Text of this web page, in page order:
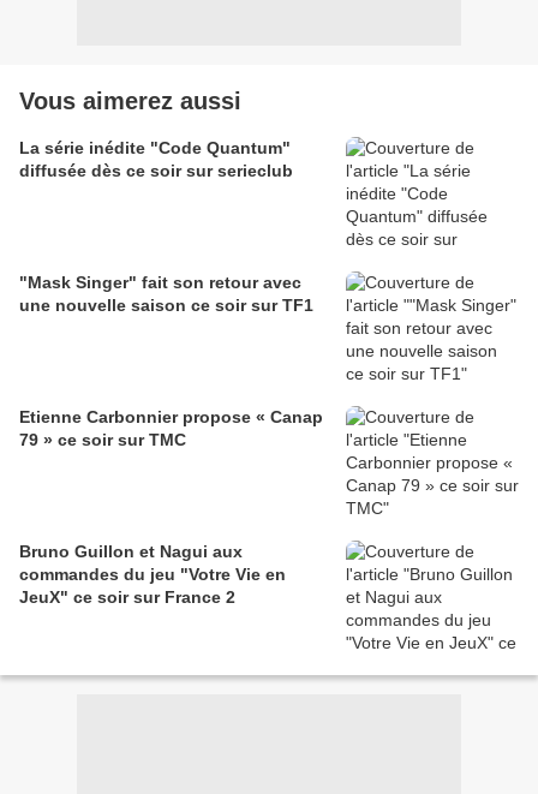
Vous aimerez aussi
La série inédite "Code Quantum"
diffusée dès ce soir sur serieclub
"Mask Singer" fait son retour avec
une nouvelle saison ce soir sur TF1
Etienne Carbonnier propose « Canap
79 » ce soir sur TMC
Bruno Guillon et Nagui aux
commandes du jeu "Votre Vie en
JeuX" ce soir sur France 2